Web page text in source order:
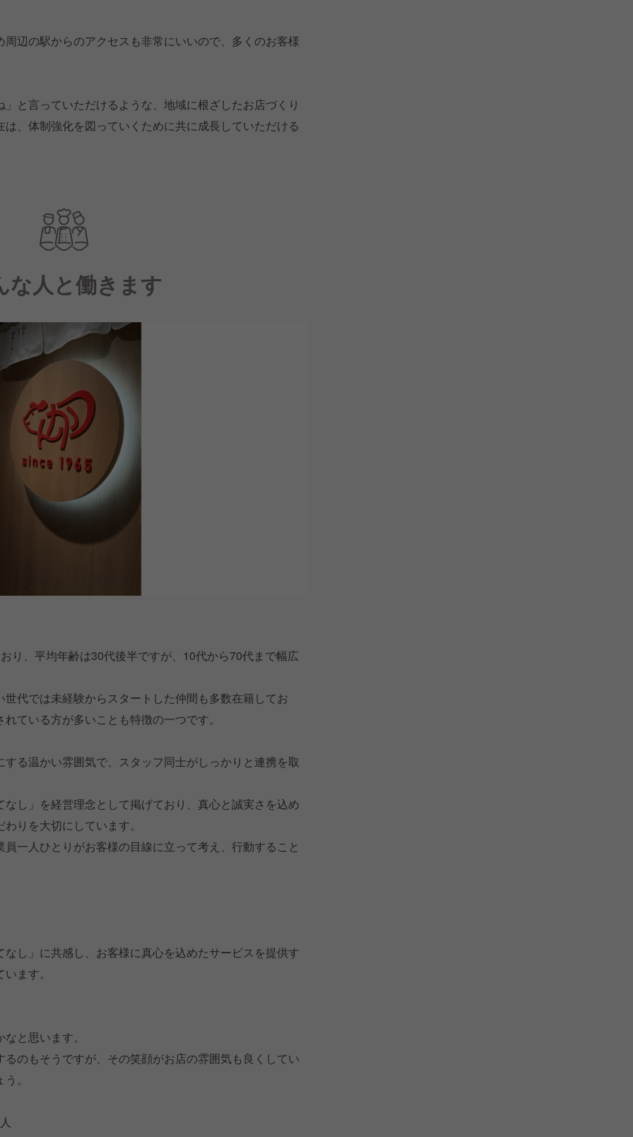
辺の駅からのアクセスも非常にいいので、多くのお客様
と言っていただけるような、地域に根ざしたお店づくり
、体制強化を図っていくために共に成長していただける
な人と働きます
り、平均年齢は30代後半ですが、10代から70代まで幅広
代では未経験からスタートした仲間も多数在籍してお
ている方が多いことも特徴の一つです。
る温かい雰囲気で、スタッフ同士がしっかりと連携を取
し」を経営理念として掲げており、真心と誠実さを込め
りを大切にしています。
一人ひとりがお客様の目線に立って考え、行動すること
し」に共感し、お客様に真心を込めたサービスを提供す
ます。
と思います。
のもそうですが、その笑顔がお店の雰囲気も良くしてい
。